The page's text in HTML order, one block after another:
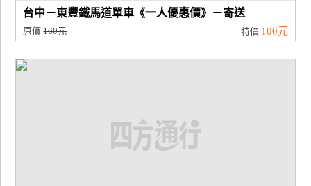
台中－東豐鐵馬道單車《一人優惠價》－寄送
原價160元 特價 100元